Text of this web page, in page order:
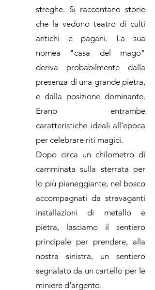
streghe. Si raccontano storie
che la vedono teatro di culti
antichi e pagani. La sua
nomea "casa del mago"
deriva probabilmente dalla
presenza di una grande pietra,
e dalla posizione dominante.
Erano entrambe
caratteristiche ideali all'epoca
per celebrare riti magici.
Dopo circa un chilometro di
camminata sulla sterrata per
lo più pianeggiante, nel bosco
accompagnati da stravaganti
installazioni di metallo e
pietra, lasciamo il sentiero
principale per prendere, alla
nostra sinistra, un sentiero
segnalato da un cartello per le
miniere d'argento.